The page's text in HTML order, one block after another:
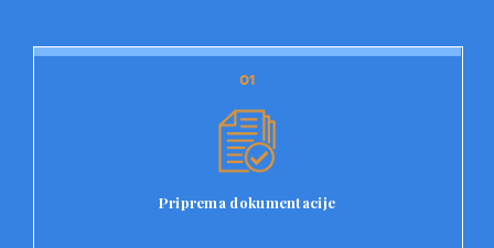
01
Priprema dokumentacije
01
Prvi korak u našem procesu prevoda je priprema
dokumentacije. Korisnici jednostavno učitavaju svoje
dokumenta, kao i specifične zahtjeve za prevod.